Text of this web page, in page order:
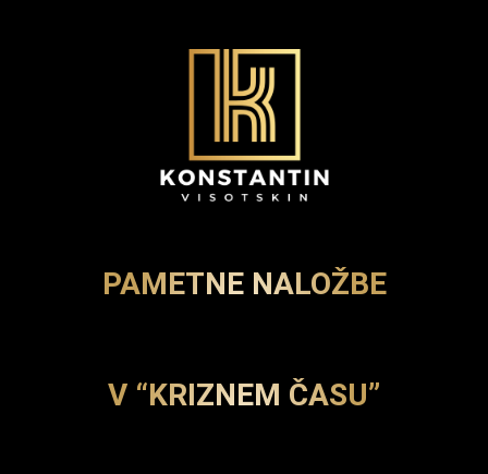
PAMETNE NALOŽBE
V “KRIZNEM ČASU”